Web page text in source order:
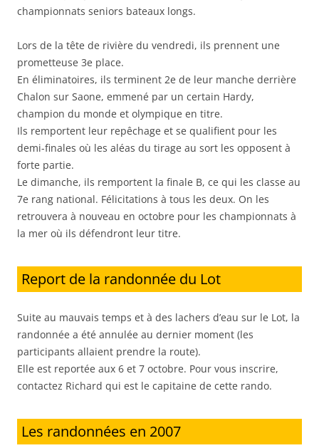
championnats seniors bateaux longs.
Lors de la tête de rivière du vendredi, ils prennent une
prometteuse 3e place.
En éliminatoires, ils terminent 2e de leur manche derrière
Chalon sur Saone, emmené par un certain Hardy,
champion du monde et olympique en titre.
Ils remportent leur repêchage et se qualifient pour les
demi-finales où les aléas du tirage au sort les opposent à
forte partie.
Le dimanche, ils remportent la finale B, ce qui les classe au
7e rang national. Félicitations à tous les deux. On les
retrouvera à nouveau en octobre pour les championnats à
la mer où ils défendront leur titre.
Report de la randonnée du Lot
Suite au mauvais temps et à des lachers d’eau sur le Lot, la
randonnée a été annulée au dernier moment (les
participants allaient prendre la route).
Elle est reportée aux 6 et 7 octobre. Pour vous inscrire,
contactez Richard qui est le capitaine de cette rando.
Les randonnées en 2007